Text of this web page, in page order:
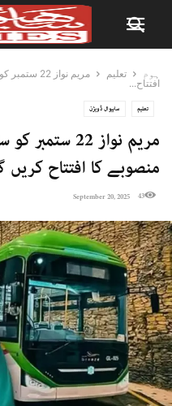
ہوم تعلیم
مریم نواز
افتتاح...
تعلیم ساہیوال ڈویژن
مریم نواز 22
منصوبے کا افتتاح کریں
September 20, 2025 43